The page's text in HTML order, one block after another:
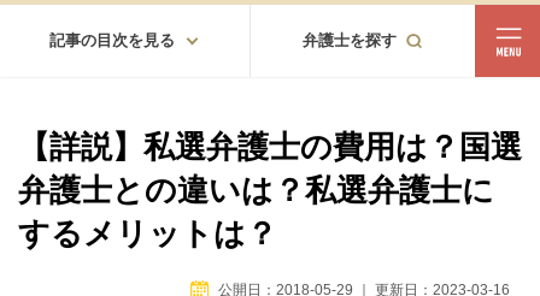
記事の目次を見る 弁護士を探す
都道府県から探す
北海道・東北
北海道 青森 岩手 宮城
【詳説】私選弁護士の費用は？国選
弁護士との違いは？私選弁護士に
するメリットは？
公開日：2018-05-29 更新日：2023-03-16